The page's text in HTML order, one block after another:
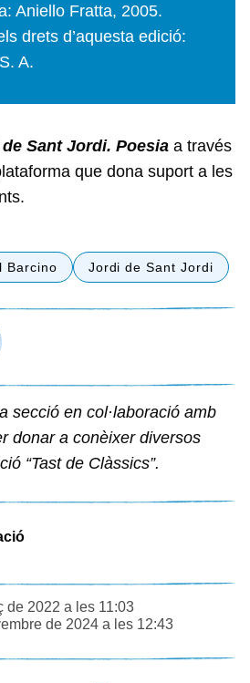
Aniello Fratta, 2005.
drets d’aquesta edició:
A.
Sant Jordi. Poesia a través
que dona suport a les
Barcino Jordi de Sant Jordi
secció en col·laboració amb
donar a conèixer diversos
“Tast de Clàssics”.
de 2022 a les 11:03
de 2024 a les 12:43